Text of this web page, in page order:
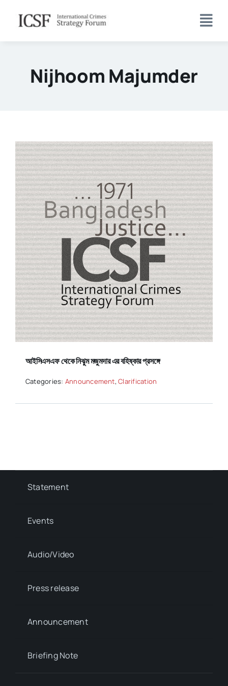
Nijhoom Majumder
আইসিএসএফ থেকে নিঝুম মজুমদার এর বহিষ্কার প্রসঙ্গে
Categories: Announcement,Clarification
Statement
Events
Audio/Video
Press release
Announcement
Briefing Note